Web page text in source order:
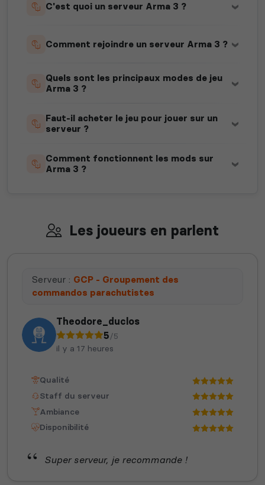
C'est quoi un serveur Arma 3 ?
Comment rejoindre un serveur Arma 3 ?
Quels sont les principaux modes de jeu
Arma 3 ?
Faut-il acheter le jeu pour jouer sur un
serveur ?
Comment fonctionnent les mods sur
Arma 3 ?
Les joueurs en parlent
Serveur : GCP - Groupement des
commandos parachutistes
Theodore_duclos
5/5
il y a 17 heures
Qualité
Staff du serveur
Ambiance
Disponibilité
Super serveur, je recommande !